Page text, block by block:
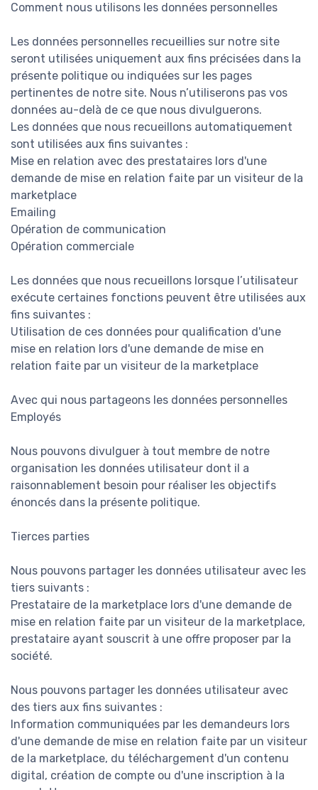
Comment nous utilisons les données personnelles
Les données personnelles recueillies sur notre site
seront utilisées uniquement aux fins précisées dans la
présente politique ou indiquées sur les pages
pertinentes de notre site. Nous n’utiliserons pas vos
données au-delà de ce que nous divulguerons.
Les données que nous recueillons automatiquement
sont utilisées aux fins suivantes :
Mise en relation avec des prestataires lors d'une
demande de mise en relation faite par un visiteur de la
marketplace
Emailing
Opération de communication
Opération commerciale
Les données que nous recueillons lorsque l’utilisateur
exécute certaines fonctions peuvent être utilisées aux
fins suivantes :
Utilisation de ces données pour qualification d'une
mise en relation lors d'une demande de mise en
relation faite par un visiteur de la marketplace
Avec qui nous partageons les données personnelles
Employés
Nous pouvons divulguer à tout membre de notre
organisation les données utilisateur dont il a
raisonnablement besoin pour réaliser les objectifs
énoncés dans la présente politique.
Tierces parties
Nous pouvons partager les données utilisateur avec les
tiers suivants :
Prestataire de la marketplace lors d'une demande de
mise en relation faite par un visiteur de la marketplace,
prestataire ayant souscrit à une offre proposer par la
société.
Nous pouvons partager les données utilisateur avec
des tiers aux fins suivantes :
Information communiquées par les demandeurs lors
d'une demande de mise en relation faite par un visiteur
de la marketplace, du téléchargement d'un contenu
digital, création de compte ou d'une inscription à la